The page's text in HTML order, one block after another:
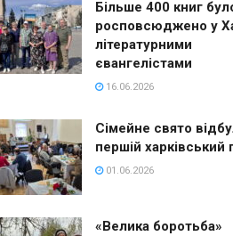
Більше 400 книг
росповсюджено у
літературними
євангелістами
16.06.2026
Сімейне свято
першій харківський
01.06.2026
«Велика боротьба»